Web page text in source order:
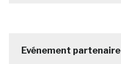
Evénement partenaire